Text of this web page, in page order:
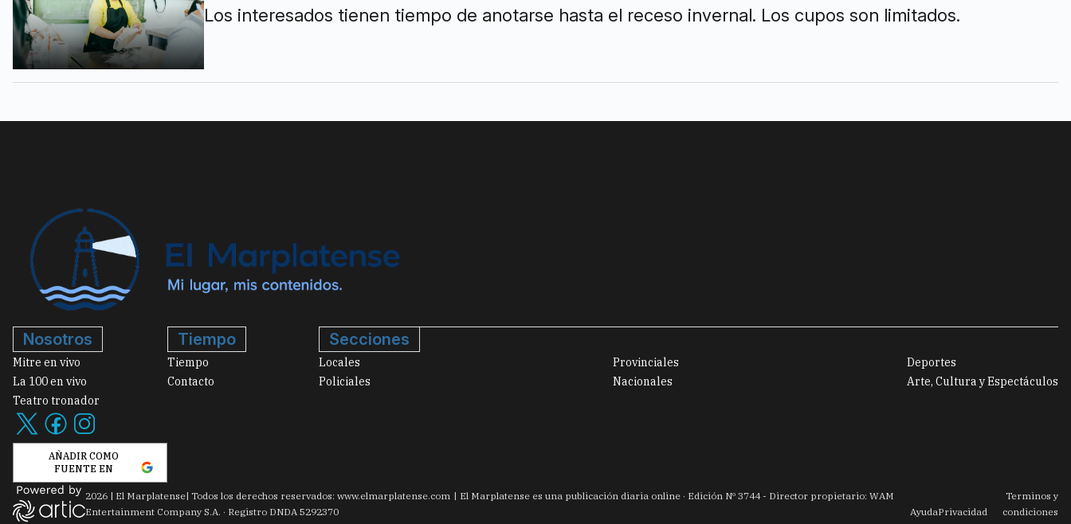
Los interesados tienen tiempo de anotarse hasta el receso invernal. Los cupos son limitados.
Nosotros
Mitre en vivo
La 100 en vivo
Teatro tronador
AÑADIR COMO
FUENTE EN
Tiempo
Tiempo
Contacto
Secciones
Locales
Policiales
Provinciales
Nacionales
Deportes
Arte, Cultura y Espectáculos
2026 | El Marplatense| Todos los derechos reservados: www.elmarplatense.com El Marplatense es una publicación diaria online · Edición Nº 3744- Director propietario: WAM
Entertainment Company S.A. · Registro DNDA 5292370
AyudaPrivacidad
Terminos y
condiciones